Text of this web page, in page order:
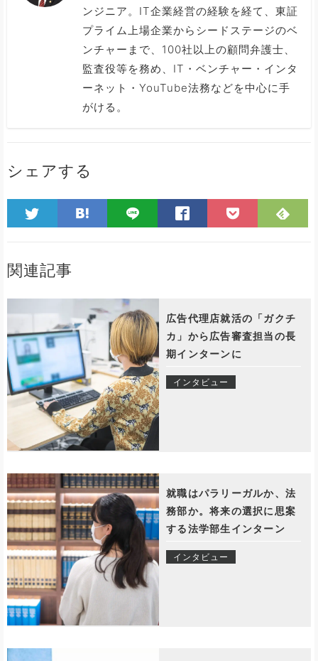
ンジニア。IT企業経営の経験を経て、東証
プライム上場企業からシードステージのベ
ンチャーまで、100社以上の顧問弁護士、
監査役等を務め、IT・ベンチャー・インタ
ーネット・YouTube法務などを中心に手
がける。
シェアする
関連記事
広告代理店就活の「ガクチ
カ」から広告審査担当の長
期インターンに
インタビュー
就職はパラリーガルか、法
務部か。将来の選択に思案
する法学部生インターン
インタビュー